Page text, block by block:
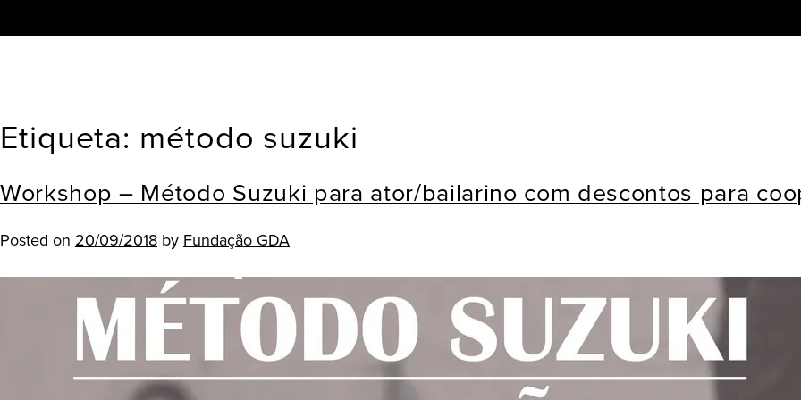
Skip
to
Etiqueta: método suzuki
Workshop – Método Suzuki para ator/bailarino com descontos para
Posted on 20/09/2018 by Fundação GDA